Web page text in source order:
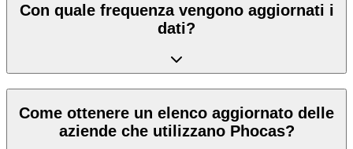
Con quale frequenza vengono aggiornati i
dati?
Come ottenere un elenco aggiornato delle
aziende che utilizzano Phocas?